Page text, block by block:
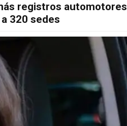
registros automotores
320 sedes